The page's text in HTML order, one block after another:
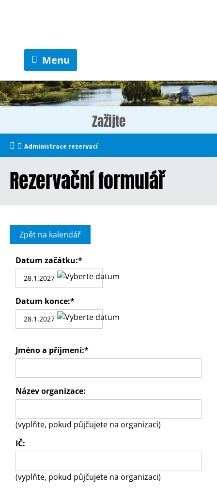
Menu
Zažijte
Administrace rezervací
Rezervační formulář
Zpět na kalendář
Datum začátku:*
Datum konce:*
Jméno a příjmení:*
Název organizace:
(vyplňte, pokud půjčujete na organizaci)
IČ:
(vyplňte, pokud půjčujete na organizaci)